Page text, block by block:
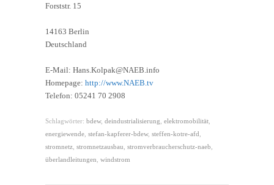
Forststr. 15
14163 Berlin
Deutschland
E-Mail: Hans.Kolpak@NAEB.info
Homepage: http://www.NAEB.tv
Telefon: 05241 70 2908
Schlagwörter: bdew, deindustrialisierung elektromobilität
energiewende stefan-kapferer-bdew, steffen-kotre-afd
stromnetz stromnetzausbau stromverbraucherschutz-naeb
überlandleitungen windstrom